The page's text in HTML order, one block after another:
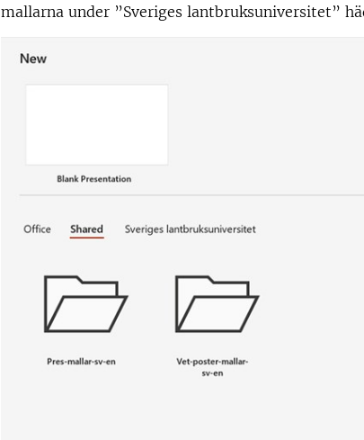
mallarna under ”Sveriges lantbruksuniversitet”